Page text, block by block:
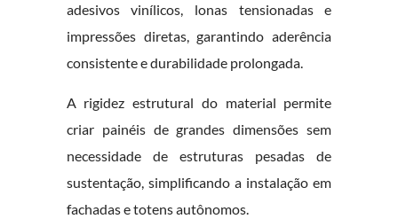
adesivos vinílicos, lonas tensionadas e
impressões diretas, garantindo aderência
consistente e durabilidade prolongada.
A rigidez estrutural do material permite
criar painéis de grandes dimensões sem
necessidade de estruturas pesadas de
sustentação, simplificando a instalação em
fachadas e totens autônomos.